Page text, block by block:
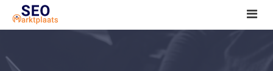
SEO tools reviews
Marketeer bij jou in de buurt?